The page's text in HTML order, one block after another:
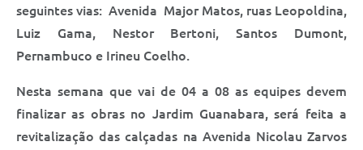
seguintes vias: Avenida Major Matos, ruas Leopoldina,
Luiz Gama, Nestor Bertoni, Santos Dumont,
Pernambuco e Irineu Coelho.
Nesta semana que vai de 04 a 08 as equipes devem
finalizar as obras no Jardim Guanabara, será feita a
revitalização das calçadas na Avenida Nicolau Zarvos